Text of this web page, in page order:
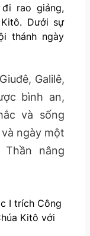
rao giảng,
Dưới sự
thánh ngày
Galilê,
bình an,
và sống
ngày một
nâng
I trích Công
Kitô với